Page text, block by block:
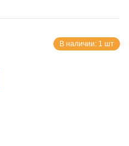
В наличии: 1 шт